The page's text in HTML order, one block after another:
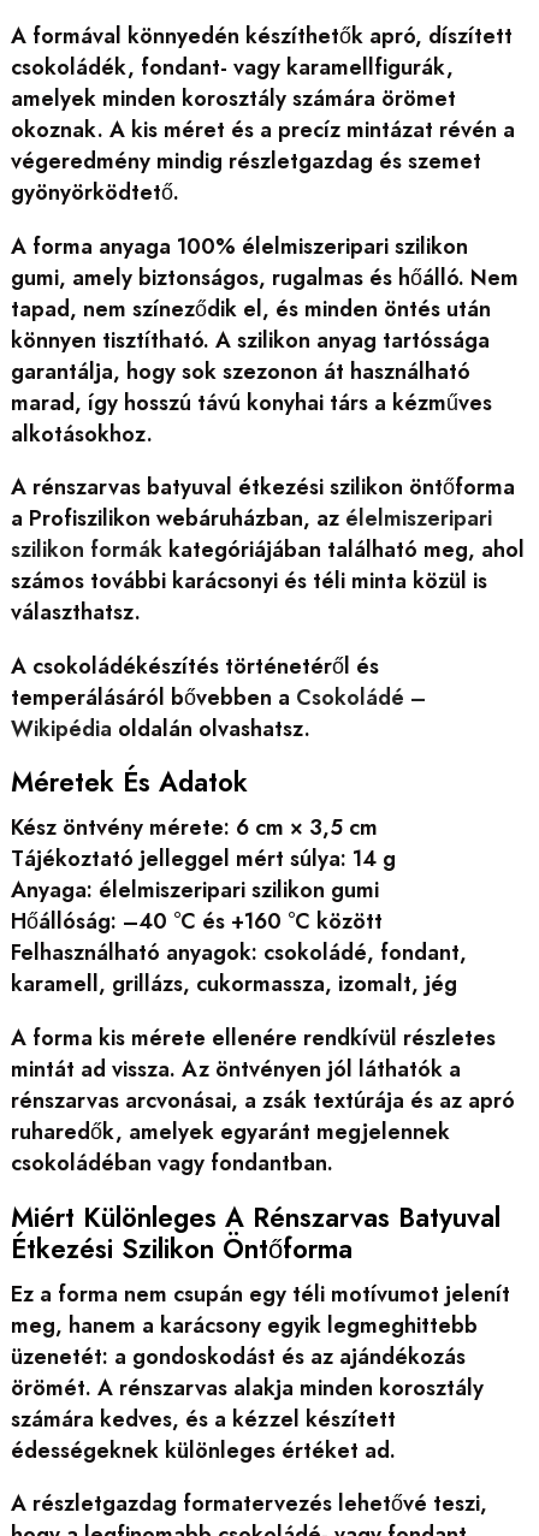
A formával könnyedén készíthetők apró, díszített
csokoládék, fondant- vagy karamellfigurák,
amelyek minden korosztály számára örömet
okoznak. A kis méret és a precíz mintázat révén a
végeredmény mindig részletgazdag és szemet
gyönyörködtető.
A forma anyaga 100% élelmiszeripari szilikon
gumi, amely biztonságos, rugalmas és hőálló. Nem
tapad, nem színeződik el, és minden öntés után
könnyen tisztítható. A szilikon anyag tartóssága
garantálja, hogy sok szezonon át használható
marad, így hosszú távú konyhai társ a kézműves
alkotásokhoz.
A rénszarvas batyuval étkezési szilikon öntőforma
a Profiszilikon webáruházban, az élelmiszeripari
szilikon formákkategóriájában található meg, ahol
számos további karácsonyi és téli minta közül is
választhatsz.
A csokoládékészítés történetéről és
temperálásáról bővebben a Csokoládé –
Wikipédia oldalán olvashatsz.
Méretek És Adatok
Kész öntvény mérete: 6 cm × 3,5 cm
Tájékoztató jelleggel mért súlya: 14 g
Anyaga: élelmiszeripari szilikon gumi
Hőállóság: –40 °C és +160 °C között
Felhasználható anyagok: csokoládé, fondant,
karamell, grillázs, cukormassza, izomalt, jég
A forma kis mérete ellenére rendkívül részletes
mintát ad vissza. Az öntvényen jól láthatók a
rénszarvas arcvonásai, a zsák textúrája és az apró
ruharedők, amelyek egyaránt megjelennek
csokoládéban vagy fondantban.
Miért Különleges A Rénszarvas Batyuval
Étkezési Szilikon Öntőforma
Ez a forma nem csupán egy téli motívumot jelenít
meg, hanem a karácsony egyik legmeghittebb
üzenetét: a gondoskodást és az ajándékozás
örömét. A rénszarvas alakja minden korosztály
számára kedves, és a kézzel készített
édességeknek különleges értéket ad.
A részletgazdag formatervezés lehetővé teszi,